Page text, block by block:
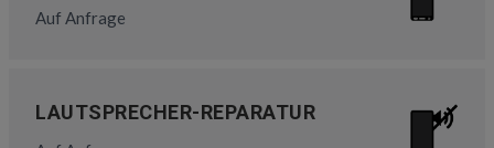
Auf Anfrage
LAUTSPRECHER-REPARATUR